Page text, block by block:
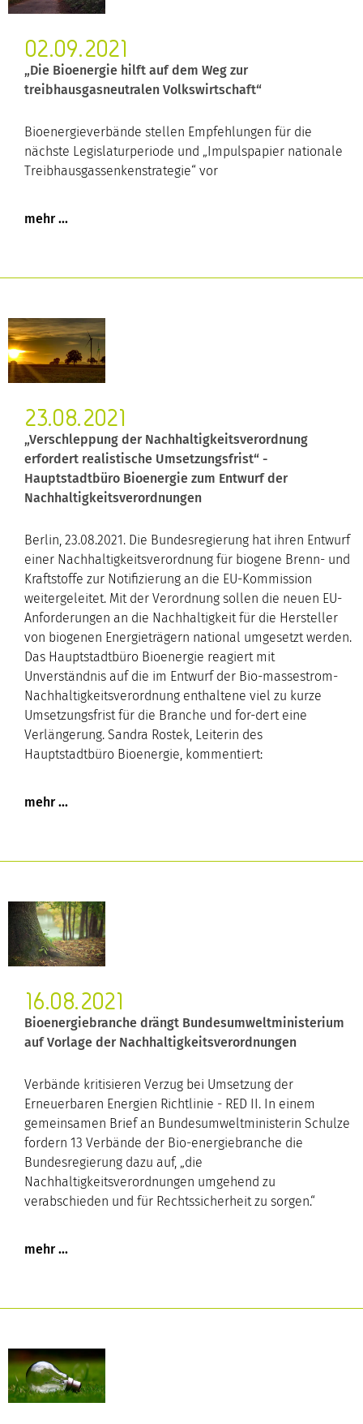
02.09.2021
„Die Bioenergie hilft auf dem Weg zur
treibhausgasneutralen Volkswirtschaft“
Bioenergieverbände stellen Empfehlungen für die
nächste Legislaturperiode und „Impulspapier nationale
Treibhausgassenkenstrategie“ vor
23.08.2021
„Verschleppung der Nachhaltigkeitsverordnung
erfordert realistische Umsetzungsfrist“ -
Hauptstadtbüro Bioenergie zum Entwurf der
Nachhaltigkeitsverordnungen
Berlin, 23.08.2021. Die Bundesregierung hat ihren Entwurf
einer Nachhaltigkeitsverordnung für biogene Brenn- und
Kraftstoffe zur Notifizierung an die EU-Kommission
weitergeleitet. Mit der Verordnung sollen die neuen EU-
Anforderungen an die Nachhaltigkeit für die Hersteller
von biogenen Energieträgern national umgesetzt werden.
Das Hauptstadtbüro Bioenergie reagiert mit
Unverständnis auf die im Entwurf der Bio-massestrom-
Nachhaltigkeitsverordnung enthaltene viel zu kurze
Umsetzungsfrist für die Branche und for-dert eine
Verlängerung. Sandra Rostek, Leiterin des
Hauptstadtbüro Bioenergie, kommentiert:
16.08.2021
Bioenergiebranche drängt Bundesumweltministerium
auf Vorlage der Nachhaltigkeitsverordnungen
Verbände kritisieren Verzug bei Umsetzung der
Erneuerbaren Energien Richtlinie - RED II. In einem
gemeinsamen Brief an Bundesumweltministerin Schulze
fordern 13 Verbände der Bio-energiebranche die
Bundesregierung dazu auf, „die
Nachhaltigkeitsverordnungen umgehend zu
verabschieden und für Rechtssicherheit zu sorgen.“